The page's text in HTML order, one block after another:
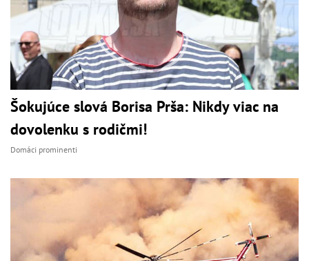
Šokujúce slová Borisa Prša: Nikdy viac na
dovolenku s rodičmi!
Domáci prominenti